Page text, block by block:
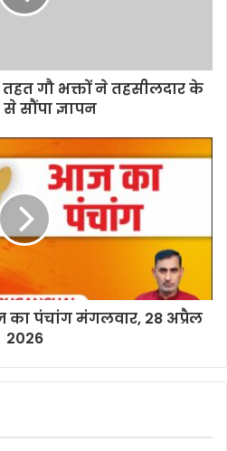
गौ भक्तों ने तहसीलदार के
सौंपा ज्ञापन
पंचांग मंगलवार, 28 अप्रैल
2026